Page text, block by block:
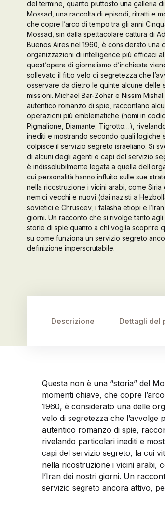
Galleria d’Arte
Contattaci
del termine, quanto piuttosto una galleria
Mossad, una raccolta di episodi, ritratti e
che copre l’arco di tempo tra gli anni
Mossad, sin dalla spettacolare cattura di
Buenos Aires nel 1960, è considerato una
organizzazioni di intelligence più efficaci al
quest’opera di giornalismo d’inchiesta
sollevato il fitto velo di segretezza che
osservare da dietro le quinte alcune delle
missioni. Michael Bar-Zohar e Nissim
autentico romanzo di spie, raccontano
operazioni più emblematiche (nomi in
Pigmalione, Diamante, Tigrotto…),
inediti e mostrando secondo quali logiche
colpisce il servizio segreto israeliano. Si
di alcuni degli agenti e capi del servizio
è indissolubilmente legata a quella
cui personalità hanno influito sulle sue
nella ricostruzione i vicini arabi, come Siria
nemici vecchi e nuovi (dai nazisti a
sovietici e Chruscev, i falasha etiopi e
giorni. Un racconto che si rivolge tanto agli
storie di spie quanto a chi voglia scoprire
su come funziona un servizio segreto
definizione imperscrutabile.
Descrizione Dettagli del
Questa non è una “storia” del
momenti chiave, che copre
1960, è considerato una delle
velo di segretezza che
autentico romanzo di spie,
rivelando particolari inediti e
capi del servizio segreto, la cui
nella ricostruzione i vicini arabi,
l’Iran dei nostri giorni. Un
servizio segreto ancora attivo,